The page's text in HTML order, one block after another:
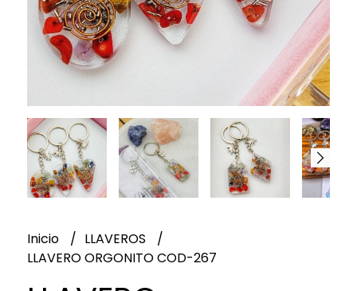
Inicio
LLAVEROS
LLAVERO ORGONITO COD-267